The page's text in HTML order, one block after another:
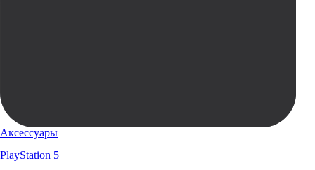
Аксессуары
PlayStation 5